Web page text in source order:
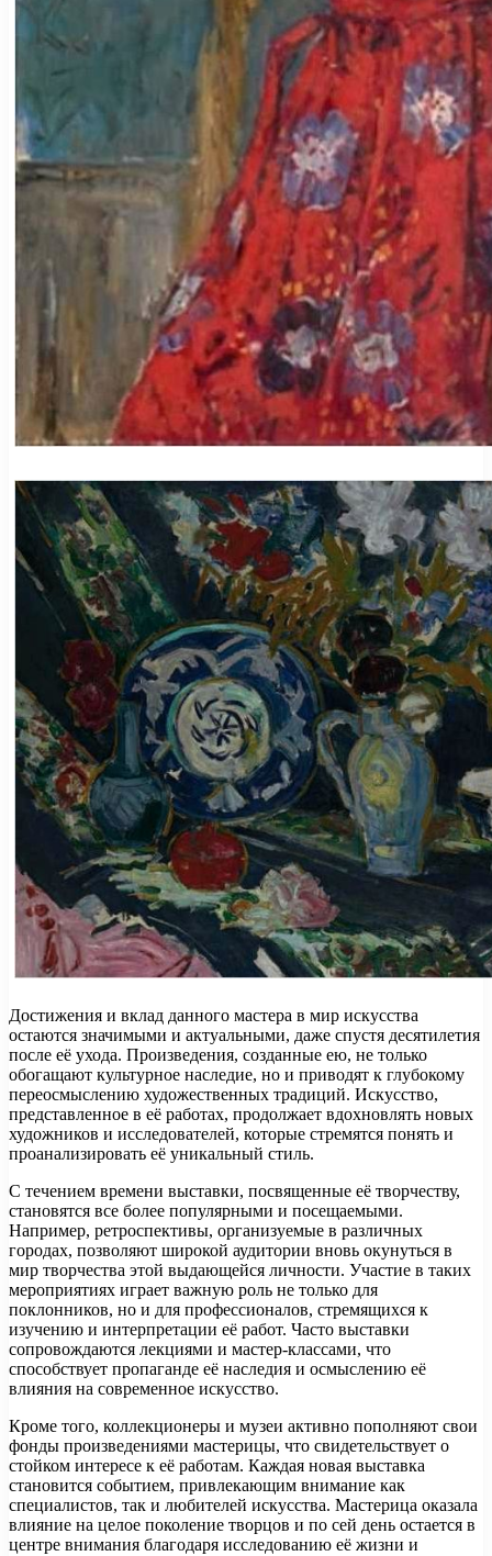
Достижения и вклад данного мастера в мир искусства
остаются значимыми и актуальными, даже спустя десятилетия
после её ухода. Произведения, созданные ею, не только
обогащают культурное наследие, но и приводят к глубокому
переосмыслению художественных традиций. Искусство,
представленное в её работах, продолжает вдохновлять новых
художников и исследователей, которые стремятся понять и
проанализировать её уникальный стиль.
С течением времени выставки, посвященные её творчеству,
становятся все более популярными и посещаемыми.
Например, ретроспективы, организуемые в различных
городах, позволяют широкой аудитории вновь окунуться в
мир творчества этой выдающейся личности. Участие в таких
мероприятиях играет важную роль не только для
поклонников, но и для профессионалов, стремящихся к
изучению и интерпретации её работ. Часто выставки
сопровождаются лекциями и мастер-классами, что
способствует пропаганде её наследия и осмыслению её
влияния на современное искусство.
Кроме того, коллекционеры и музеи активно пополняют свои
фонды произведениями мастерицы, что свидетельствует о
стойком интересе к её работам. Каждая новая выставка
становится событием, привлекающим внимание как
специалистов, так и любителей искусства. Мастерица оказала
влияние на целое поколение творцов и по сей день остается в
центре внимания благодаря исследованию её жизни и